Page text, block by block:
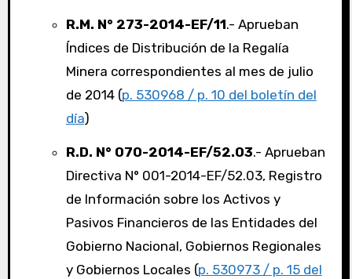
R.M. N° 273-2014-EF/11.- Aprueban
Índices de Distribución de la Regalía
Minera correspondientes al mes de julio
de 2014 (p. 530968 / p. 10 del boletín del
día)
R.D. N° 070-2014-EF/52.03.- Aprueban
Directiva N° 001-2014-EF/52.03, Registro
de Información sobre los Activos y
Pasivos Financieros de las Entidades del
Gobierno Nacional, Gobiernos Regionales
y Gobiernos Locales (p. 530973 / p. 15 del